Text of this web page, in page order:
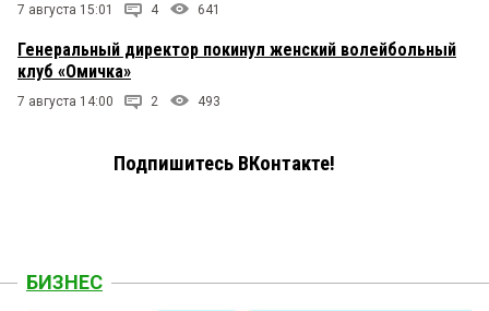
7 августа 15:01 4 641
Генеральный директор покинул женский волейбольный
клуб «Омичка»
7 августа 14:00 2 493
Подпишитесь ВКонтакте!
БИЗНЕС